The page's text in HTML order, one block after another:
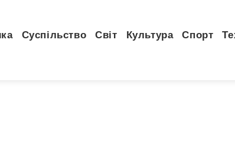
Суспільство Світ Культура Спорт